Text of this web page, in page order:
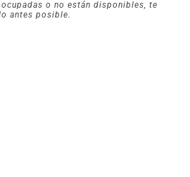
o no están disponibles, te
antes posible.